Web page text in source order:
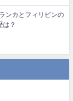
ンカとフィリピンの
は？